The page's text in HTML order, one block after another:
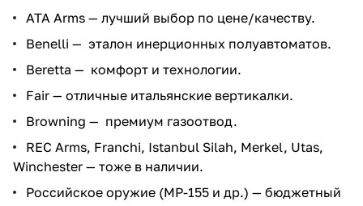
ATA Arms — лучший выбор по цене/качеству.
Benelli — эталон инерционных полуавтоматов.
Beretta — комфорт и технологии.
Fair — отличные итальянские вертикалки.
Browning — премиум газоотвод.
REC Arms, Franchi, Istanbul Silah, Merkel, Utas,
Winchester — тоже в наличии.
Российское оружие (МР-155 и др.) — бюджетный